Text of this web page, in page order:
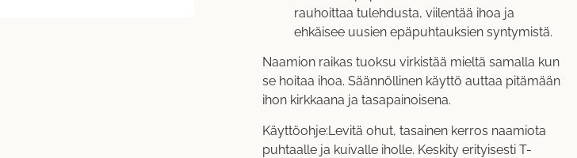
rauhoittaa tulehdusta, viilentää ihoa ja
ehkäisee uusien epäpuhtauksien syntymistä.
Naamion raikas tuoksu virkistää mieltä samalla kun
se hoitaa ihoa. Säännöllinen käyttö auttaa pitämään
ihon kirkkaana ja tasapainoisena.
Käyttöohje:Levitä ohut, tasainen kerros naamiota
puhtaalle ja kuivalle iholle. Keskity erityisesti T-